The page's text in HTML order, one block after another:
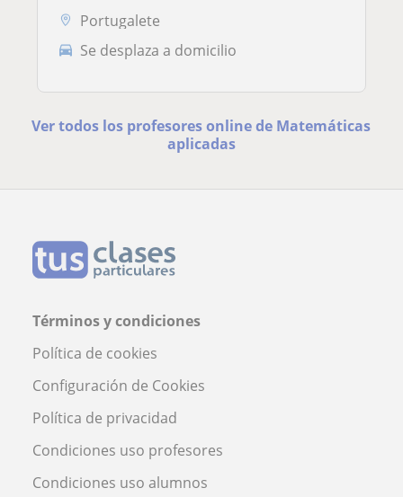
Portugalete
Se desplaza a domicilio
Ver todos los profesores online de Matemáticas
aplicadas
Términos y condiciones
Política de cookies
Configuración de Cookies
Política de privacidad
Condiciones uso profesores
Condiciones uso alumnos